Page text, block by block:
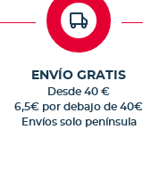
ENVÍO GRATIS
Desde 40 €
6,5€ por debajo de 40€
Envíos solo península